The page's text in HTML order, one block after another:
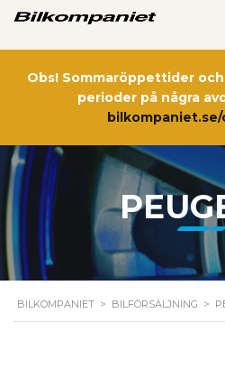
Obs! Sommaröppettider
perioder på några
BILKOMPANIET > BILFÖRSÄLJNING >